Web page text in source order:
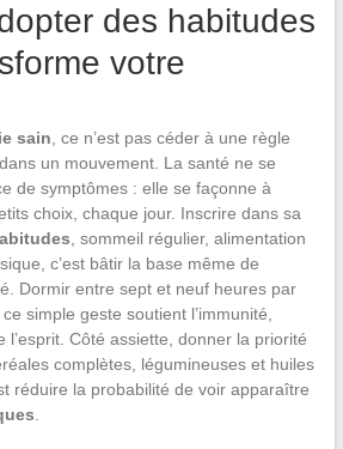
des habitudes
votre
sain , ce n’est pas céder à une règle
un mouvement. La santé ne se
de symptômes : elle se façonne à
choix, chaque jour. Inscrire dans sa
, sommeil régulier, alimentation
c’est bâtir la base même de
Dormir entre sept et neuf heures par
simple geste soutient l’immunité,
l’esprit. Côté assiette, donner la priorité
complètes, légumineuses et huiles
réduire la probabilité de voir apparaître